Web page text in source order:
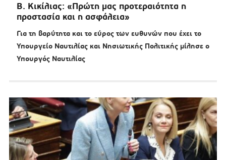
Β. Κικίλιας: «Πρώτη μας προτεραιότητα η
προστασία και η ασφάλεια»
Για τη βαρύτητα και το εύρος των ευθυνών που έχει το
Υπουργείο Ναυτιλίας και Νησιωτικής Πολιτικής μίλησε ο
Υπουργός Ναυτιλίας